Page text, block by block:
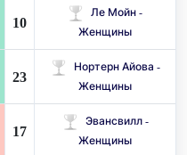
10
Ле Мойн -
Женщины
23
Нортерн Айова -
Женщины
17
Эвансвилл -
Женщины